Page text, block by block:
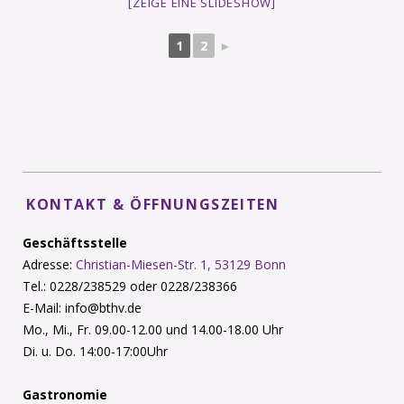
1 2 ►
KONTAKT & ÖFFNUNGSZEITEN
Geschäftsstelle
Adresse: Christian-Miesen-Str. 1, 53129 Bonn
Tel.: 0228/238529 oder 0228/238366
E-Mail: info@bthv.de
Mo., Mi., Fr. 09.00-12.00 und 14.00-18.00 Uhr
Di. u. Do. 14:00-17:00Uhr
Gastronomie